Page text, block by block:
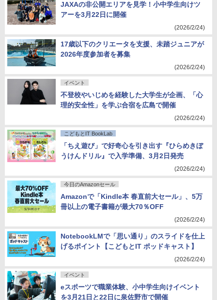
JAXAの非公開エリアを見学！小中学生向けツ
アーを3月22日に開催
(2026/2/24)
17歳以下のクリエータを支援、未踏ジュニアが
2026年度参加者を募集
(2026/2/24)
イベント
不登校やいじめを経験した大学生が企画、「心
理的安全性」を学ぶ合宿を広島で開催
(2026/2/24)
こどもとIT BookLab
「ちえ遊び」で好奇心を引き出す『ひらめきぼ
うけんドリル』で入学準備、3月2日発売
(2026/2/24)
今日のAmazonセール
Amazonで「Kindle本 春直前大セール」、5万
冊以上の電子書籍が最大70％OFF
(2026/2/24)
NotebookLMで「思い通り」のスライドを仕上
げるポイント【こどもとIT ポッドキャスト】
(2026/2/24)
イベント
eスポーツで職業体験、小中学生向けイベント
を3月21日と22日に泉佐野市で開催